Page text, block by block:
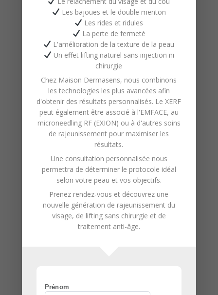
site.
6.2.5. Envoyer des offres,
annonces, ou bulletins
d’information par courriel à
votre adresse, si vous y
consentez, pour
personnaliser notre contenu.
6.2.6. Remplir nos obligations
découlant des contrats
conclus avec vous.
6.2.7. Gérer et planifier nos
activités, tout en assurant la
conformité avec les lois et
6.2.8. Pour des activités de
recherche, de statistiques,
d’amélioration du site Web, de
6.3. Toute utilisation ou
Les bajoues et le double menton
Les rides et ridules
La perte de fermeté
L'amélioration de la texture de la peau
Un effet lifting naturel sans injection ni
chirurgie
Chez Maison Dermasens, nous combinons
les technologies les plus avancées afin
d'obtenir des résultats personnalisés. Le XERF
peut également être associé à l'EMFACE, au
microneedling RF (EXION) ou à d'autres soins
de rajeunissement pour maximiser les
résultats.
Une consultation personnalisée nous
permettra de déterminer le protocole idéal
selon votre peau et vos objectifs.
Prenez rendez-vous et découvrez une
nouvelle génération de rajeunissement du
visage, de lifting sans chirurgie et de
traitement anti-âge.